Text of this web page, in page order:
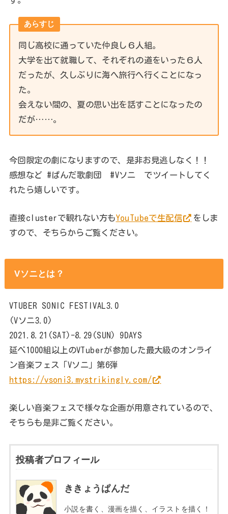
あらすじ
同じ高校に通っていた仲良し６人組。
大学を出て就職して、それぞれの道をいった６人
だったが、久しぶりに海へ旅行へ行くことになっ
た。
会えない間の、夏の思い出を話すことになったの
だが……。
今回限定の劇になりますので、是非お見逃しなく！！
感想など #ぱんだ歌劇団 #Vソニ でツイートしてく
れたら嬉しいです。
直接clusterで観れない方もYouTubeで生配信
をしま
すので、そちらからご覧ください。
Vソニとは？
VTUBER SONIC FESTIVAL3.0
(Vソニ3.0)
2021.8.21(SAT)-8.29(SUN) 9DAYS
延べ1000組以上のVTuberが参加した最大級のオンライ
ン音楽フェス「Vソニ」第6弾
https://vsoni3.mystrikingly.com/
楽しい音楽フェスで様々な企画が用意されているので、
そちらも是非ご覧ください。
投稿者プロフィール
ききょうぱんだ
小説を書く、漫画を描く、イラストを描く！